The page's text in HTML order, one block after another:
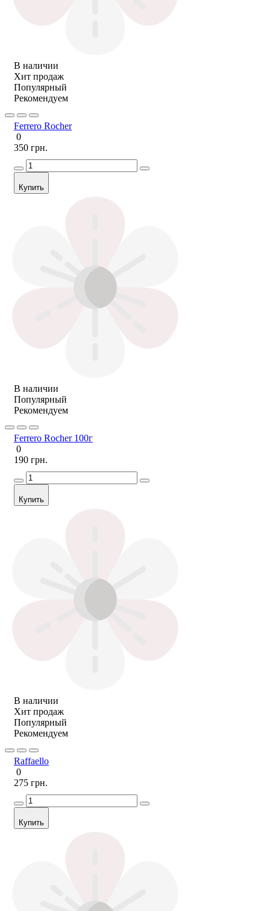
В наличии
Хит продаж
Популярный
Рекомендуем
Ferrero Rocher
0
350 грн.
Купить
В наличии
Популярный
Рекомендуем
Ferrero Rocher 100г
0
190 грн.
Купить
В наличии
Хит продаж
Популярный
Рекомендуем
Raffaello
0
275 грн.
Купить